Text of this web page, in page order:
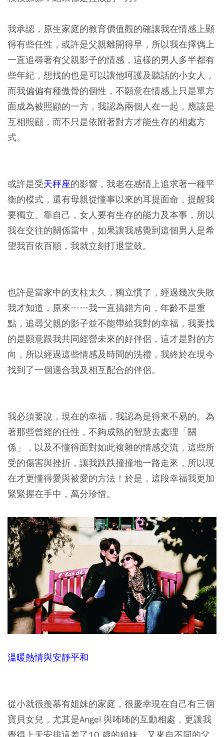
我承認，原生家庭的教育價值觀的確讓我在情感上顯
得有些任性，或許是父親離開得早，所以我在擇偶上
一直追尋著有父親影子的情感，這樣的男人多半都有
些年紀，想找的也是可以讓他呵護及聽話的小女人，
而我偏偏有種傲骨的個性，不願意在情感上只是單方
面成為被照顧的一方，我認為兩個人在一起，應該是
互相照顧，而不只是依附著對方才能生存的相處方
式。
或許是受天秤座的影響，我老在感情上追求著一種平
衡的模式，還有母親從懂事以來的耳提面命，提醒我
要獨立、靠自己，女人要有生存的能力及本事，所以
我在交往的關係當中，如果讓我感覺到這個男人是希
望我百依百順，我就立刻打退堂鼓。
也許是當家中的支柱太久，獨立慣了，經過幾次失敗
我才知道，原來……我一直搞錯方向，年齡不是重
點，追尋父親的影子並不能帶給我對的幸福，我要找
的是願意跟我共同經營未來的好伴侶，這才是對的方
向，所以經過這些情感及時間的洗禮，我終於在現今
找到了一個適合我及相互配合的伴侶。
我必須要說，現在的幸福，我認為是得來不易的。為
著那些曾經的任性，不夠成熟的智慧去處理「關
係」，以及不懂得面對如此複雜的情感交流，這些所
受的傷害與挫折，讓我跌跌撞撞地一路走來，所以現
在才更懂得愛與被愛的方法！於是，這段幸福我更加
緊緊握在手中，萬分珍惜。
溫暖熱情與安靜平和
從小就很羨慕有姐妹的家庭，很慶幸現在自己有三個
寶貝女兒，尤其是Angel 與咘咘的互動相處，更讓我
覺得上天安排這差了10 歲的姐妹，又來自不同的父